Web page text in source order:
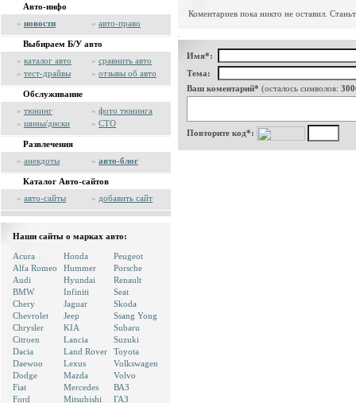
Авто-инфо
» новости » авто-право
Выбираем Б/У авто
» каталог авто » сравнить авто
» тест-драйвы » отзывы об авто
Обслуживание
» тюнинг » фото тюнинга
» шины/диски » СТО
Развлечения
» анекдоты » авто-блог
Каталог Авто-сайтов
» авто-сайты » добавить сайт
Наши сайты о марках авто:
Acura
Alfa Romeo
Audi
BMW
Chery
Chevrolet
Chrysler
Citroen
Dacia
Daewoo
Dodge
Fiat
Ford
Honda
Hummer
Hyundai
Infiniti
Jaguar
Jeep
KIA
Lancia
Land Rover
Lexus
Mazda
Mercedes
Mitsubishi
Peugeot
Porsche
Renault
Seat
Skoda
Ssang Yong
Subaru
Suzuki
Toyota
Volkswagen
Volvo
ВАЗ
ГАЗ
Коментариев пока никто не оставил.
Имя*:
Тема:
Ваш коментарий* (осталось символов:
Повторите код*: